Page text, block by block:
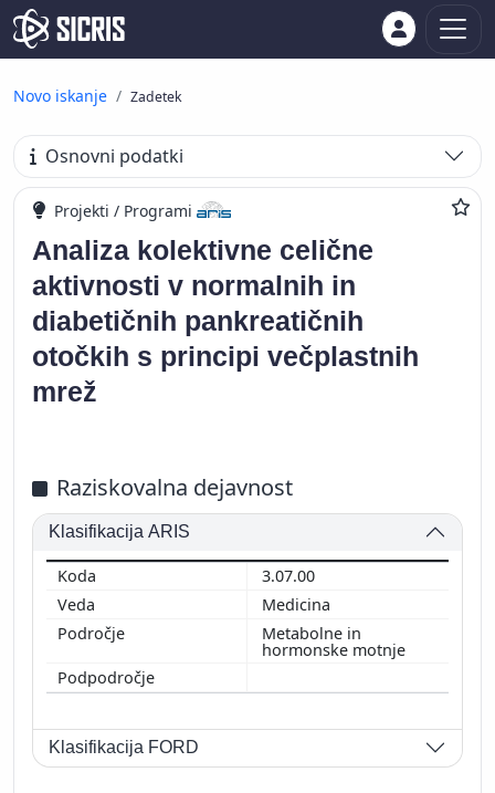
Novo iskanje Zadetek
Osnovni podatki
Projekti / Programi
Analiza kolektivne celične
aktivnosti v normalnih in
diabetičnih pankreatičnih
otočkih s principi večplastnih
mrež
Raziskovalna dejavnost
Klasifikacija ARIS
3.07.00
Medicina
Metabolne in
hormonske motnje
Klasifikacija FORD